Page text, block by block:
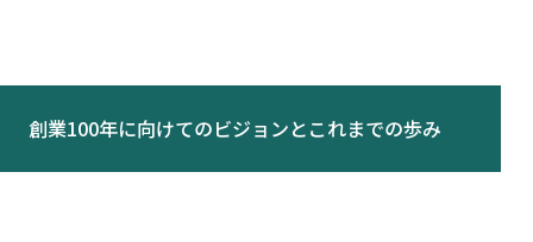
創業100年に向けてのビジョンとこれまでの歩み